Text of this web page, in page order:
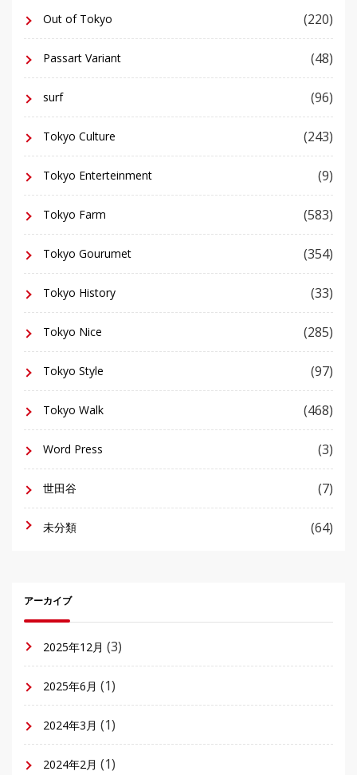
Out of Tokyo (220)
Passart Variant (48)
surf (96)
Tokyo Culture (243)
Tokyo Enterteinment (9)
Tokyo Farm (583)
Tokyo Gourumet (354)
Tokyo History (33)
Tokyo Nice (285)
Tokyo Style (97)
Tokyo Walk (468)
Word Press (3)
世田谷 (7)
未分類 (64)
アーカイブ
2025年12月 (3)
2025年6月 (1)
2024年3月 (1)
2024年2月 (1)